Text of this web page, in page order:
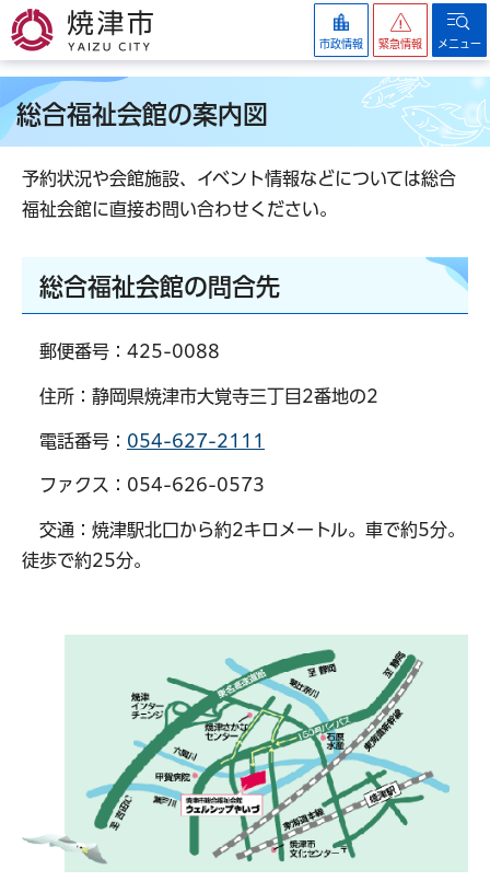
焼津市
市政情報 緊急情報 メニュー
総合福祉会館の案内図
予約状況や会館施設、イベント情報などについては総合
福祉会館に直接お問い合わせください。
総合福祉会館の問合先
郵便番号：425-0088
住所：静岡県焼津市大覚寺三丁目2番地の2
電話番号： 054-627-2111
ファクス：054-626-0573
交通：焼津駅北口から約2キロメートル。車で約5分。
徒歩で約25分。